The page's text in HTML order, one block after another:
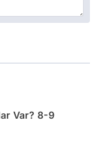
Var? 8-9